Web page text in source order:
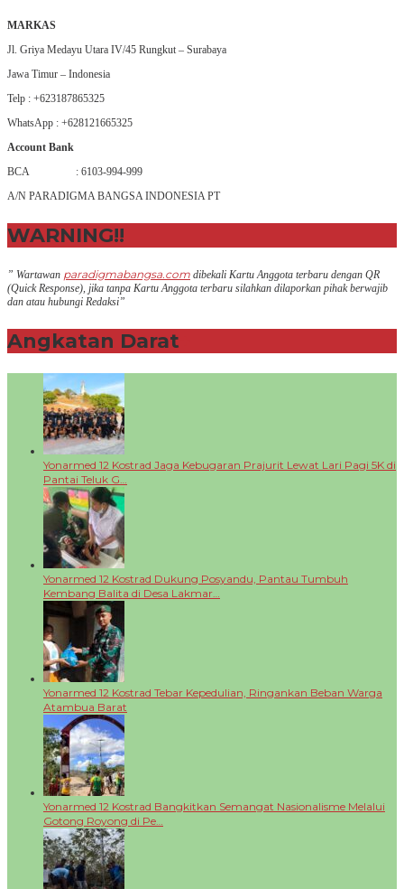
MARKAS
Jl. Griya Medayu Utara IV/45 Rungkut – Surabaya
Jawa Timur – Indonesia
Telp : +623187865325
WhatsApp : +628121665325
Account Bank
BCA : 6103-994-999
A/N PARADIGMA BANGSA INDONESIA PT
WARNING!!
” Wartawan paradigmabangsa.com dibekali Kartu Anggota terbaru dengan QR
(Quick Response), jika tanpa Kartu Anggota terbaru silahkan dilaporkan pihak berwajib
dan atau hubungi Redaksi”
Angkatan Darat
Yonarmed 12 Kostrad Jaga Kebugaran Prajurit Lewat Lari Pagi 5K di
Pantai Teluk G…
Yonarmed 12 Kostrad Dukung Posyandu, Pantau Tumbuh
Kembang Balita di Desa Lakmar…
Yonarmed 12 Kostrad Tebar Kepedulian, Ringankan Beban Warga
Atambua Barat
Yonarmed 12 Kostrad Bangkitkan Semangat Nasionalisme Melalui
Gotong Royong di Pe…